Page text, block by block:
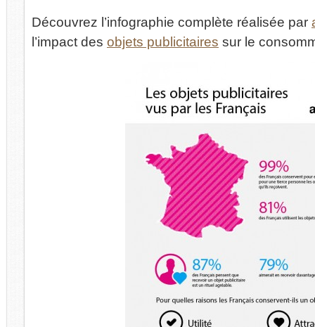
Découvrez l’infographie complète réalisée par
l’impact des objets publicitaires sur le